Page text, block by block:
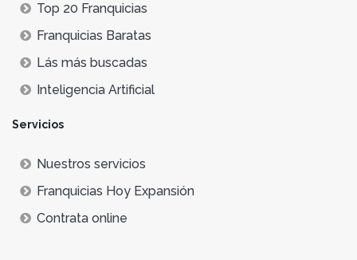
Top 20 Franquicias
Franquicias Baratas
Lás más buscadas
Inteligencia Artificial
Servicios
Nuestros servicios
Franquicias Hoy Expansión
Contrata online